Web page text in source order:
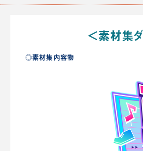
＜素材集
◎素材集内容物